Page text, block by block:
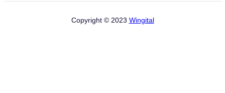
Copyright © 2023 Wingital